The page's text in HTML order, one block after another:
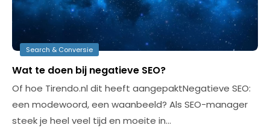
Search & Conversie
Wat te doen bij negatieve SEO?
Of hoe Tirendo.nl dit heeft aangepaktNegatieve SEO:
een modewoord, een waanbeeld? Als SEO-manager
steek je heel veel tijd en moeite in…